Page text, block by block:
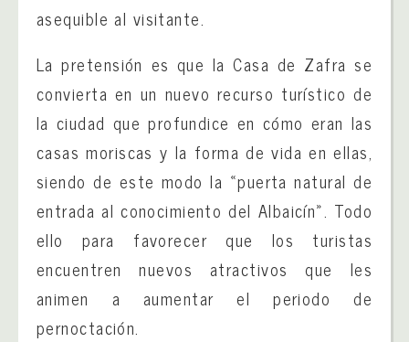
asequible al visitante.
La pretensión es que la Casa de Zafra se
convierta en un nuevo recurso turístico de
la ciudad que profundice en cómo eran las
casas moriscas y la forma de vida en ellas,
siendo de este modo la «puerta natural de
entrada al conocimiento del Albaicín». Todo
ello para favorecer que los turistas
encuentren nuevos atractivos que les
animen a aumentar el periodo de
pernoctación.